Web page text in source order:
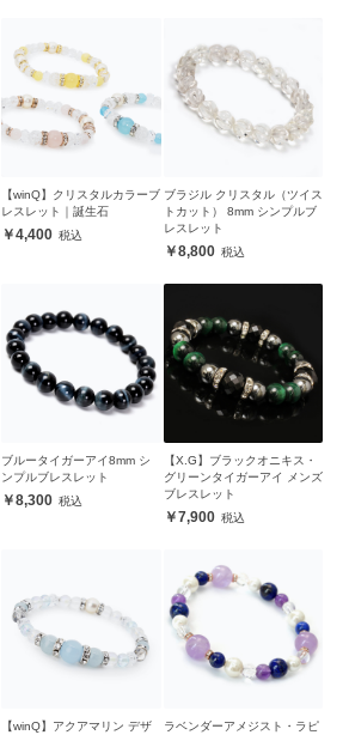
【winQ】クリスタルカラーブ
レスレット｜誕生石
4,400
ブラジル クリスタル（ツイス
トカット） 8mm シンプルブ
レスレット
8,800
ブルータイガーアイ8mm シ
ンプルブレスレット
8,300
【X.G】ブラックオニキス・
グリーンタイガーアイ メンズ
ブレスレット
7,900
【winQ】アクアマリン デザ
ラベンダーアメジスト・ラピ